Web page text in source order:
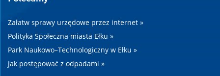
Załatw sprawy urzędowe przez internet »
Polityka Społeczna miasta Ełku »
Park Naukowo–Technologiczny w Ełku »
Jak postępować z odpadami »